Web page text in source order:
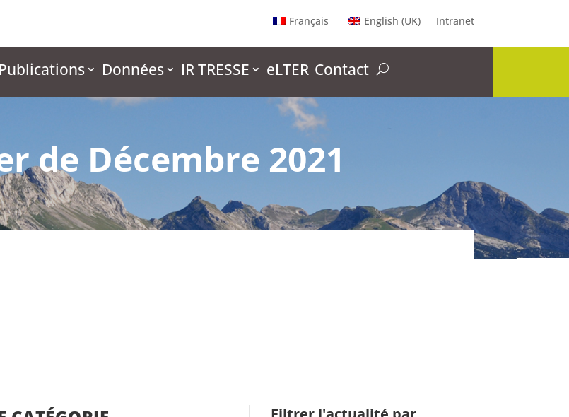
Français English (UK) Intranet
Publications Données IR TRESSE eLTER Contact
de Décembre 2021